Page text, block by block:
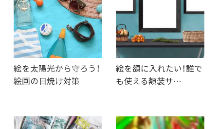
絵を太陽光から守ろう！
絵画の日焼け対策
絵を額に入れたい！誰で
も使える額装サ…